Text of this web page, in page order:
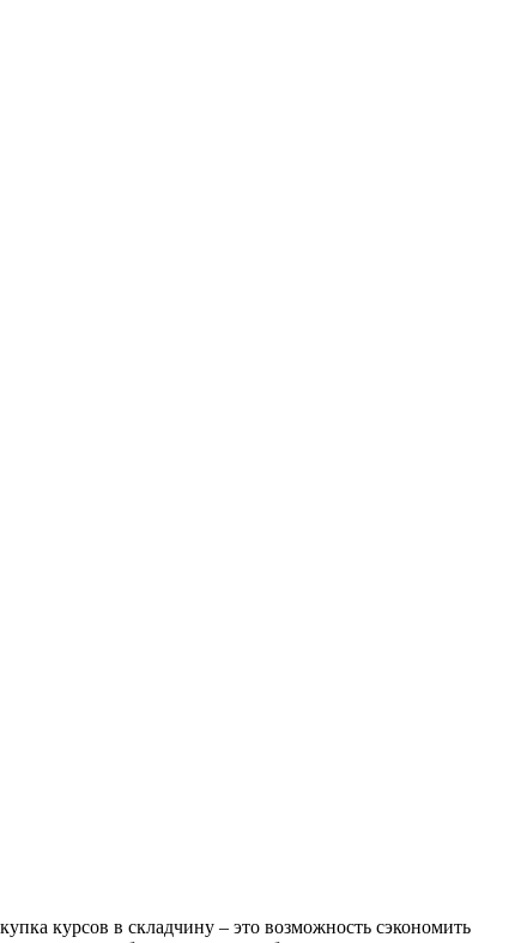
курсoв в складчину – это возможность сэкономить